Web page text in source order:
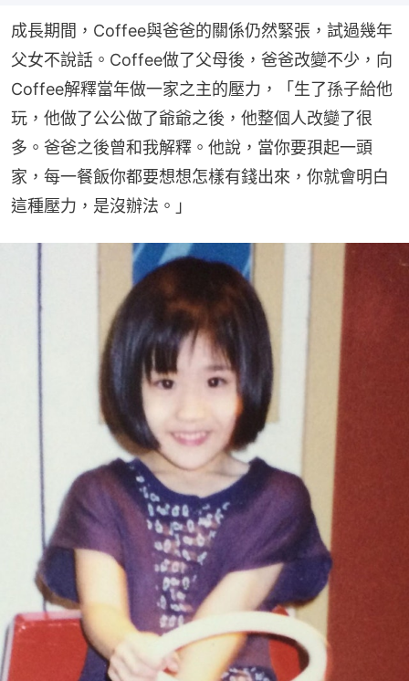
成長期間，Coffee與爸爸的關係仍然緊張，試過幾年
父女不說話。Coffee做了父母後，爸爸改變不少，向
Coffee解釋當年做一家之主的壓力，「生了孫子給他
玩，他做了公公做了爺爺之後，他整個人改變了很
多。爸爸之後曾和我解釋。他說，當你要孭起一頭
家，每一餐飯你都要想想怎樣有錢出來，你就會明白
這種壓力，是沒辦法。」